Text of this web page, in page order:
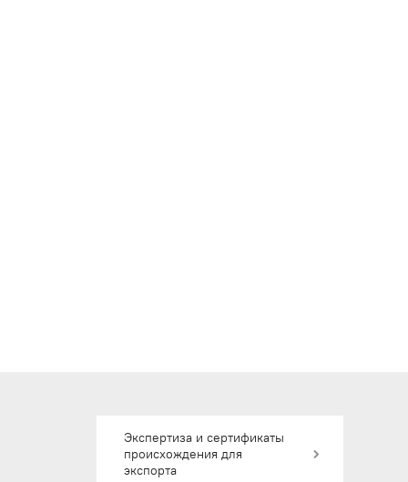
Экспертиза и сертификаты
происхождения для
экспорта